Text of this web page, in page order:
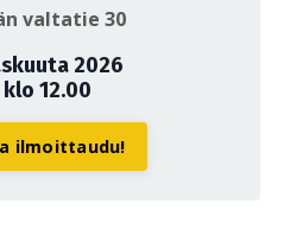
valtatie 30
2026
12.00
ilmoittaudu!